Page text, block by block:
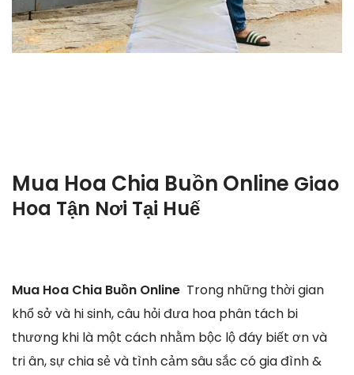
Mua Hoa Chia Buồn Online Giao
Hoa Tận Nơi Tại Huế
Mua Hoa Chia Buồn Online Trong những thời gian
khổ sở và hi sinh, câu hỏi đưa hoa phân tách bi
thương khi là một cách nhằm bộc lộ đáy biết ơn và
tri ân, sự chia sẻ và tình cảm sâu sắc có gia đình &